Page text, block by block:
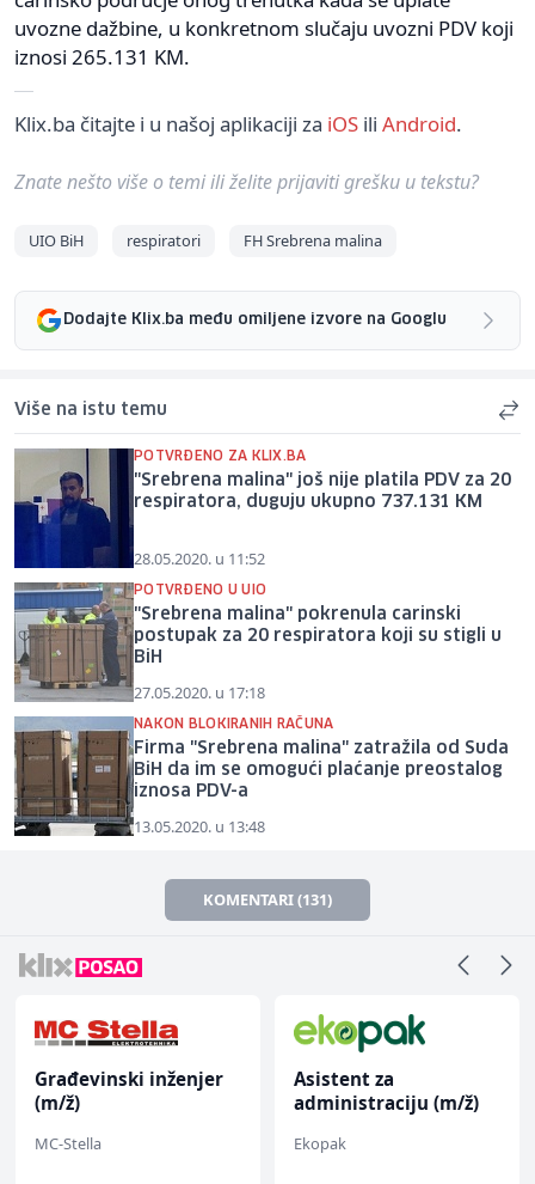
uvozne dažbine, u konkretnom slučaju uvozni PDV koji
iznosi 265.131 KM.
Klix.ba čitajte i u našoj aplikaciji za iOS ili Android.
Znate nešto više o temi ili želite prijaviti grešku u tekstu?
UIO BiH respiratori FH Srebrena malina
Dodajte Klix.ba među omiljene izvore na Googlu
Više na istu temu
POTVRĐENO ZA KLIX.BA
"Srebrena malina" još nije platila PDV za 20
respiratora, duguju ukupno 737.131 KM
28.05.2020. u 11:52
POTVRĐENO U UIO
"Srebrena malina" pokrenula carinski
postupak za 20 respiratora koji su stigli u
BiH
27.05.2020. u 17:18
NAKON BLOKIRANIH RAČUNA
Firma "Srebrena malina" zatražila od Suda
BiH da im se omogući plaćanje preostalog
iznosa PDV-a
13.05.2020. u 13:48
KOMENTARI (131)
Građevinski inženjer
(m/ž)
MC-Stella
Asistent za
administraciju (m/ž)
Ekopak